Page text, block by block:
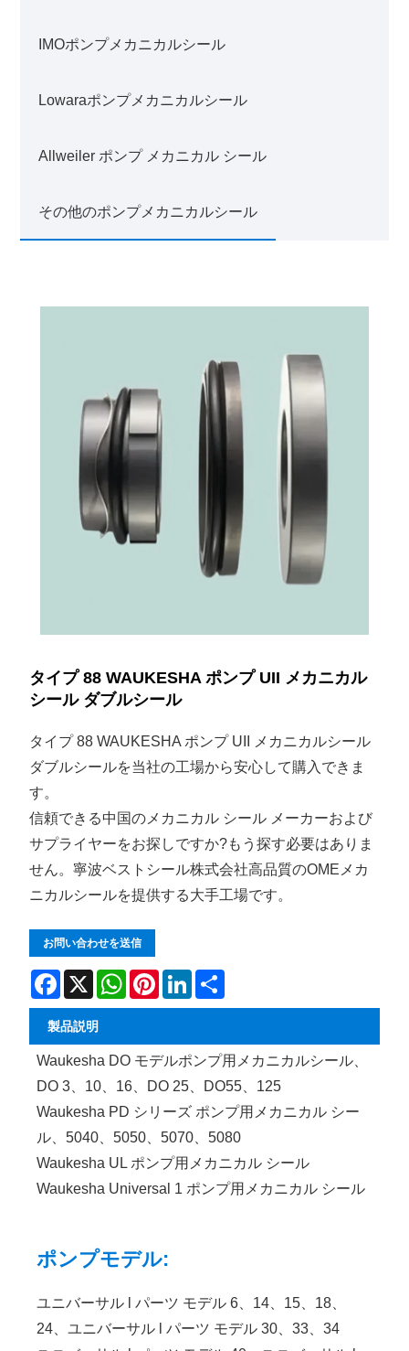
IMOポンプメカニカルシール
Lowaraポンプメカニカルシール
Allweiler ポンプ メカニカル シール
その他のポンプメカニカルシール
タイプ 88 WAUKESHA ポンプ UII メカニカル
シール ダブルシール
タイプ 88 WAUKESHA ポンプ UII メカニカルシール
ダブルシールを当社の工場から安心して購入できま
す。
信頼できる中国のメカニカル シール メーカーおよび
サプライヤーをお探しですか?もう探す必要はありま
せん。寧波ベストシール株式会社高品質のOMEメカ
ニカルシールを提供する大手工場です。
お問い合わせを送信
Facebook
X WhatsAppPinterestLinkedIn
製品説明
Waukesha DO モデルポンプ用メカニカルシール、
DO 3、10、16、DO 25、DO55、125
Waukesha PD シリーズ ポンプ用メカニカル シー
ル、5040、5050、5070、5080
Waukesha UL ポンプ用メカニカル シール
Waukesha Universal 1 ポンプ用メカニカル シール
ポンプモデル:
ユニバーサル l パーツ モデル 6、14、15、18、
24、ユニバーサル l パーツ モデル 30、33、34